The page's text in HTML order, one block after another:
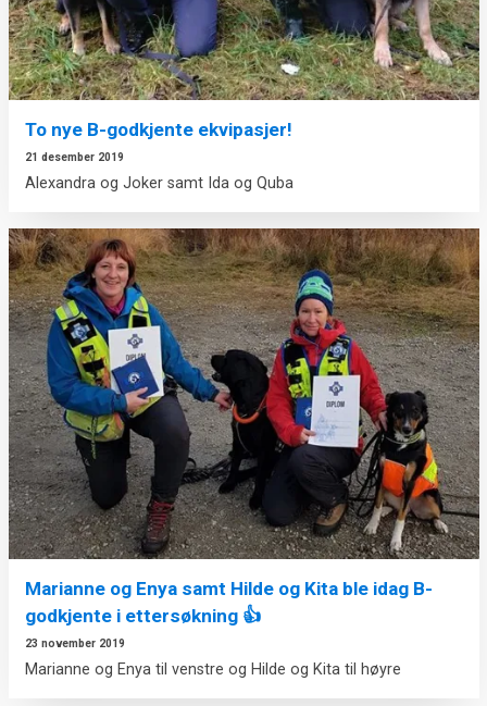
To nye B-godkjente ekvipasjer!
21 desember 2019
Alexandra og Joker samt Ida og Quba
Marianne og Enya samt Hilde og Kita ble idag B-
godkjente i ettersøkning 👍
23 november 2019
Marianne og Enya til venstre og Hilde og Kita til høyre